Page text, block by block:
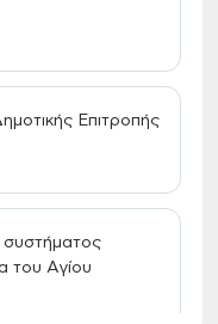
Επιτροπής
συστήματος
του Αγίου